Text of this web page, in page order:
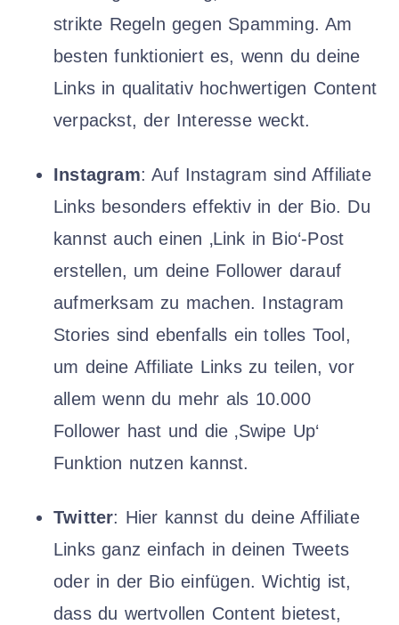
strikte Regeln gegen Spamming. Am
besten funktioniert es, wenn du deine
Links in qualitativ hochwertigen Content
verpackst, der Interesse weckt.
Instagram: Auf Instagram sind Affiliate
Links besonders effektiv in der Bio. Du
kannst auch einen ‚Link in Bio‘-Post
erstellen, um deine Follower darauf
aufmerksam zu machen. Instagram
Stories sind ebenfalls ein tolles Tool,
um deine Affiliate Links zu teilen, vor
allem wenn du mehr als 10.000
Follower hast und die ‚Swipe Up‘
Funktion nutzen kannst.
Twitter: Hier kannst du deine Affiliate
Links ganz einfach in deinen Tweets
oder in der Bio einfügen. Wichtig ist,
dass du wertvollen Content bietest,